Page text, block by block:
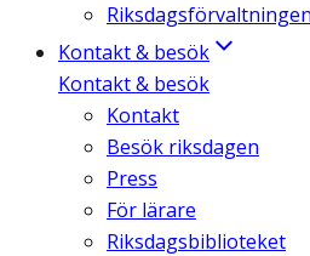
Riksdagsförvaltningen
Kontakt & besök
Kontakt & besök
Kontakt
Besök riksdagen
Press
För lärare
Riksdagsbiblioteket